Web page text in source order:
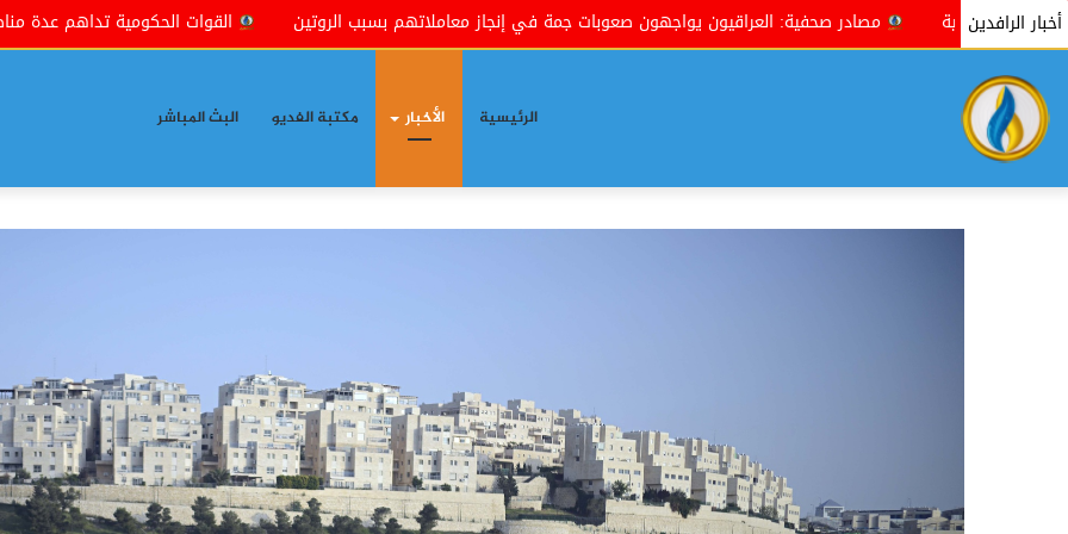
أخبار الرافدين
مصادر صحفية: العراقيون يواجهون صعوبات جمة في إنجاز معاملاتهم بسبب الروتين القوات الحكومية تداهم عدة مناطق شمال شرقي
الرئيسية الأخبار مكتبة الفديو البث المباشر